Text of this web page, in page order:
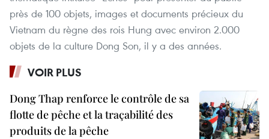
près de 100 objets, images et documents précieux du
Vietnam du règne des rois Hung avec environ 2.000
objets de la culture Dong Son, il y a des années.
VOIR PLUS
Dong Thap renforce le contrôle de sa
flotte de pêche et la traçabilité des
produits de la pêche